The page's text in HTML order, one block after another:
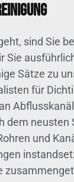
sind Sie
Sie
Sätze zu
für
dem neusten
und